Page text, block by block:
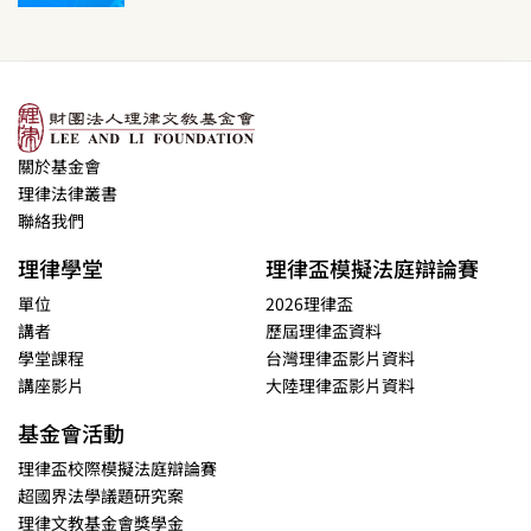
關於基金會
理律法律叢書
聯絡我們
理律學堂
單位
講者
學堂課程
講座影片
理律盃模擬法庭辯論賽
2026理律盃
歷屆理律盃資料
台灣理律盃影片資料
大陸理律盃影片資料
基金會活動
理律盃校際模擬法庭辯論賽
超國界法學議題研究案
理律文教基金會獎學金